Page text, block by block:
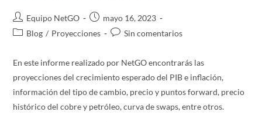
Equipo NetGO
mayo 16, 2023
Blog / Proyecciones Sin comentarios
En este informe realizado por NetGO encontrarás las
proyecciones del crecimiento esperado del PIB e inflación,
información del tipo de cambio, precio y puntos forward, precio
histórico del cobre y petróleo, curva de swaps, entre otros.